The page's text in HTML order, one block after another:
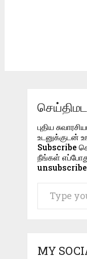
புதிய
உடனுக்குடன்
Subscribe
நீங்கள்
Type your email…
MY